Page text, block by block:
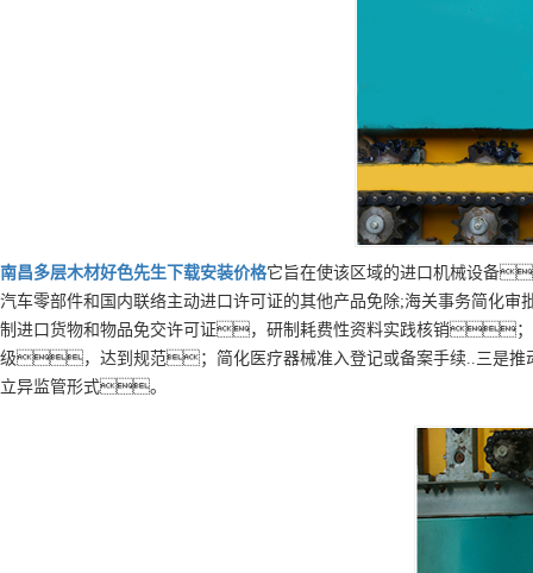
南昌多层木材好色先生下载安装价格它旨在使该区域的进口机械设备
汽车零部件和国内联络主动进口许可证的其他产品免除;海关事务
制进口货物和物品免交许可证，研制耗费性资料实践核销
级，达到规范；简化医疗器械准入登记或备案手续..三是
立异监管形式。